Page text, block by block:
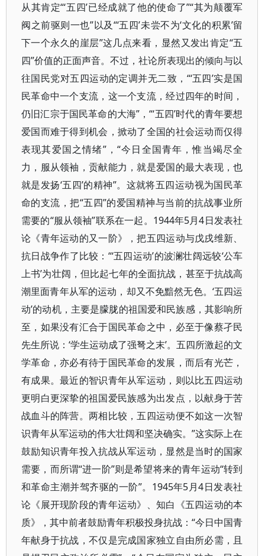
从其肯定“‘五四’已经成就了他的使命了”“其为颠覆军
阀之前驱则一也”以及“‘五四’未尝不为‘文化的积累’留
下一个永久的崖层”这几点来看，显然又发出肯定“五
四”价值的正面声音。不过，社论所表现出的倾向与以
往国民党对五四运动的定调并无二致，“‘五四’实是国
民革命中一个支流，这一个支流，经过四年的时间，
仍旧汇宗于国民革命的大海”，“‘五四’时代的青年要想
爱国而难于得到机会，掀动了全国的社会运动而仅得
表现其爱国之情绪”，“今日全国青年，惟当竭尽全
力，服从领袖，贡献能力，就是爱国的最大表现，也
就是发扬‘五四’的精神”。这就将五四运动视为国民革
命的支流，把“五四”的爱国精神与当前的抗战事业所
需要的“服从领袖”联系在一起。1944年5月4日发表社
论《青年运动的又一阶》，把五四运动与戊戌维新、
抗日战争作了比较：“‘五四运动’的波澜壮阔远较‘公车
上书’为壮阔，但比起七年的全面抗战，甚至于抗战高
潮里面青年从军的运动，却又不免黯然无色。‘五四运
动’的动机，主要是朦胧的祖国爱和民族感，其影响所
至，如果没有汇合于国民革命之中，必至于像蔡孑民
先生所说：‘学生运动成了强弩之末’。五四所激起的文
学革命，亦必有待于国民革命的发展，而后有光芒，
有成果。最近的智识青年从军运动，则以比五四运动
更明白更深挚的祖国爱民族感为出发点，以献身于苦
战血斗的阵营。两相比较，五四运动便不如这一次智
识青年从军运动的伟大壮阔和坚决确实。”这实际上在
鼓励知识青年投入抗战从军运动，显然是当时的国家
需要，而所谓“进一阶”则是希望将来的青年运动“转到
和革命主潮并驾齐驱的一阶”。1945年5月4日发表社
论《展开现阶段的青年运动》、知白《五四运动的本
质》，其中前者鼓励青年积极投身抗战：“今日中国青
年献身于抗战，不仅是完成国家独立自由所必需，且